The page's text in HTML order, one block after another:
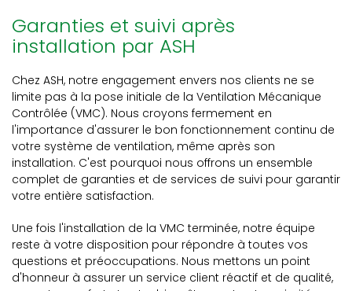
Garanties et suivi après
installation par ASH
Chez ASH, notre engagement envers nos clients ne se
limite pas à la pose initiale de la Ventilation Mécanique
Contrôlée (VMC). Nous croyons fermement en
l'importance d'assurer le bon fonctionnement continu de
votre système de ventilation, même après son
installation. C'est pourquoi nous offrons un ensemble
complet de garanties et de services de suivi pour garantir
votre entière satisfaction.
Une fois l'installation de la VMC terminée, notre équipe
reste à votre disposition pour répondre à toutes vos
questions et préoccupations. Nous mettons un point
d'honneur à assurer un service client réactif et de qualité,